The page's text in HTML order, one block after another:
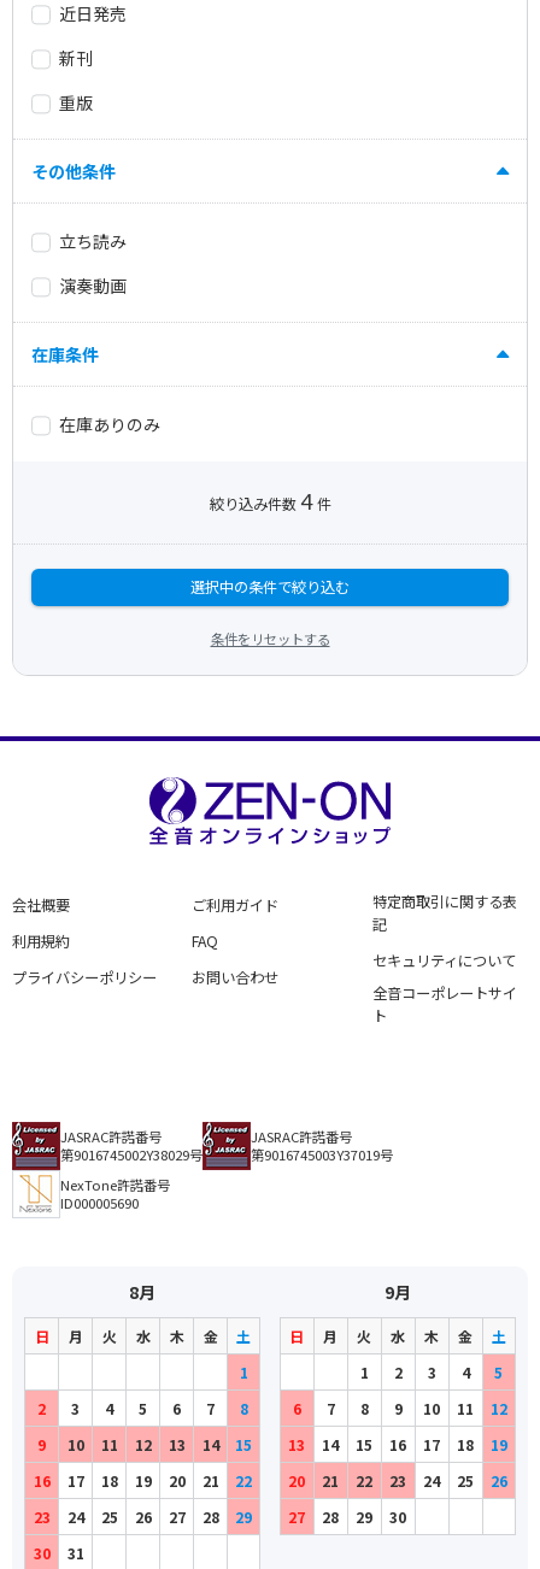
近日発売
新刊
重版
その他条件
立ち読み
演奏動画
在庫条件
在庫ありのみ
絞り込み件数 4 件
選択中の条件で絞り込む
条件をリセットする
会社概要
利用規約
プライバシーポリシー
ご利用ガイド
FAQ
お問い合わせ
特定商取引に関する表
記
セキュリティについて
全音コーポレートサイ
ト
JASRAC許諾番号
第9016745002Y38029号
JASRAC許諾番号
第9016745003Y37019号
NexTone許諾番号
ID000005690
8月
日 月 火 水 木 金
土
1
2
3 4 5 6 7
8
9
10 11 12 13 14
15
16
17 18 19 20 21
22
23
24 25 26 27 28
29
30
31
9月
日 月 火 水 木 金
土
1
2 3 4
5
6
7 8 9 10 11
12
13
14 15 16 17 18
19
20
21 22 23 24 25
26
27
28 29 30